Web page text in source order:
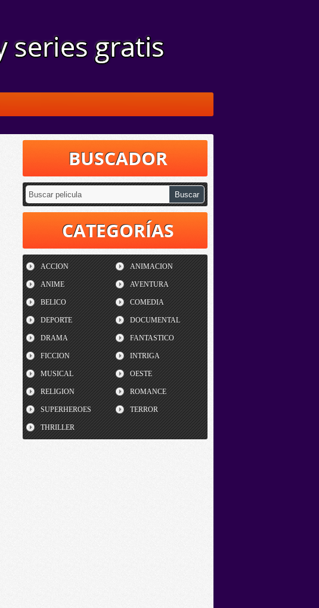
BUSCADOR
CATEGORÍAS
ACCION ANIMACION
ANIME AVENTURA
BELICO COMEDIA
DEPORTE DOCUMENTAL
DRAMA FANTASTICO
FICCION INTRIGA
MUSICAL OESTE
RELIGION ROMANCE
SUPERHEROES TERROR
THRILLER